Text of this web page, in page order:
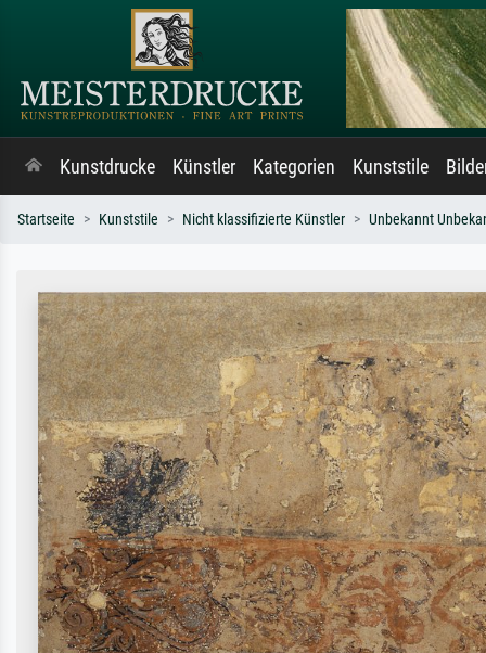
Kunstdrucke Künstler Kategorien Kunststile
Startseite Kunststile Nicht klassifizierte Künstler Unbekannt